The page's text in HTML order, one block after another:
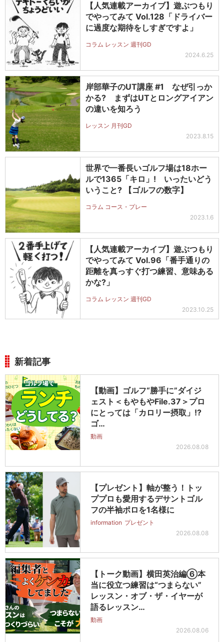
【人気連載アーカイブ】遊ぶつもり
でやってみて Vol.128「ドライバー
に過度な期待をしすぎですよ」
コラム レッスン 週刊GD
2024.6.25
岸部華子のUT講座 #1 なぜ引っか
かる? まずはUTとロングアイアン
の違いを知ろう
レッスン 月刊GD
2023.8.15
世界で一番長いゴルフ場は18ホー
ルで1365「キロ」! いったいどう
いうこと? 【ゴルフの数字】
コラム コース・プレー
2023.1.6
【人気連載アーカイブ】遊ぶつもり
でやってみて Vol.96「番手通りの
距離を真っすぐ打つ練習、意味ある
かな?」
コラム レッスン 週刊GD
2023.10.25
新着記事
【動画】ゴルフ“勝手に”ダイジ
ェスト＜もやもやFile.37＞プロ
にとっては「カロリー摂取」!?
ゴ…
動画
2026.08.08
【プレゼント】軸が整う！トッ
ププロも愛用するデサントゴル
フの半袖ポロを1名様に
information プレゼント
2026.08.08
【トーク動画】横田英治編⑥本
当に役立つ練習は“つまらない”
レッスン・オブ・ザ・イヤーが
語るレッスン…
動画
2026.08.06